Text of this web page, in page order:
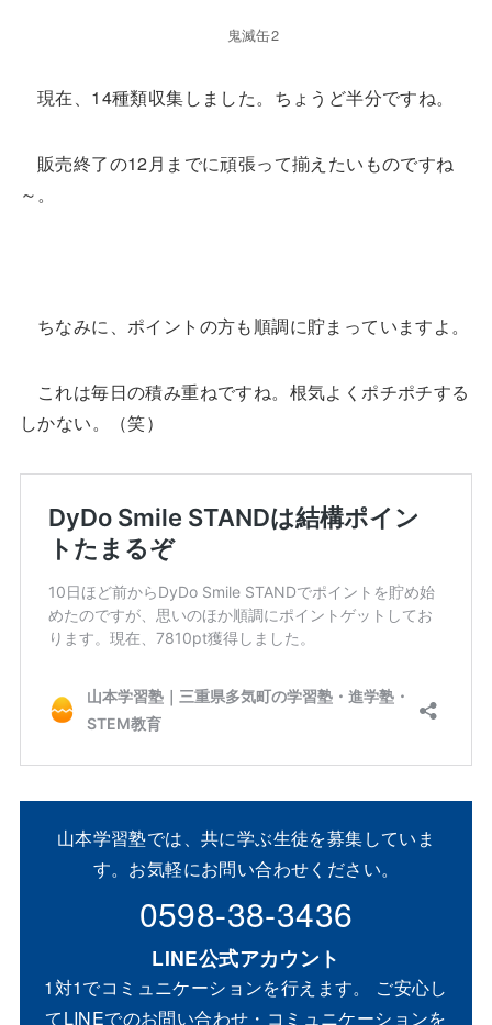
鬼滅缶2
現在、14種類収集しました。ちょうど半分ですね。
販売終了の12月までに頑張って揃えたいものですね
～。
ちなみに、ポイントの方も順調に貯まっていますよ。
これは毎日の積み重ねですね。根気よくポチポチする
しかない。（笑）
山本学習塾では、共に学ぶ生徒を募集していま
す。お気軽にお問い合わせください。
0598-38-3436
LINE公式アカウント
1対1でコミュニケーションを行えます。 ご安心し
てLINEでのお問い合わせ・コミュニケーションを